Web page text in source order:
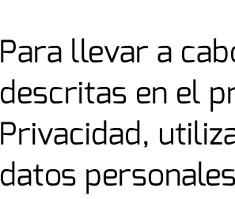
Para llevar a
descritas en el
Privacidad,
datos